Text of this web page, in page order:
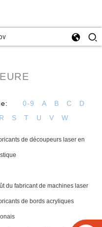
0-9 A B C
D
R S T U V W
de découpeurs laser en
du fabricant de machines laser
de bords acryliques